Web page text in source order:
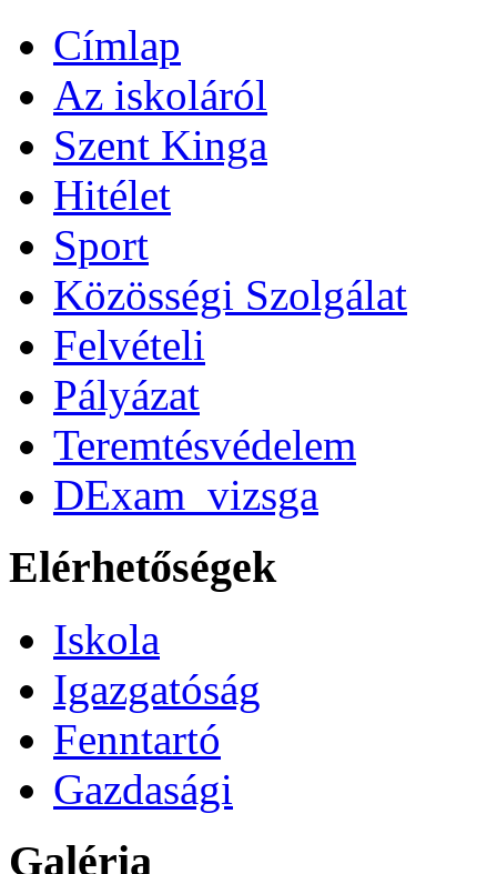
Címlap
Az iskoláról
Szent Kinga
Hitélet
Sport
Közösségi Szolgálat
Felvételi
Pályázat
Teremtésvédelem
DExam_vizsga
Elérhetőségek
Iskola
Igazgatóság
Fenntartó
Gazdasági
Galéria